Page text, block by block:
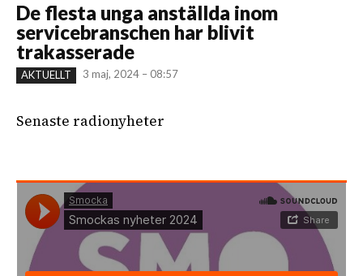
De flesta unga anställda inom
servicebranschen har blivit
trakasserade
AKTUELLT 3 maj, 2024 – 08:57
Senaste radionyheter